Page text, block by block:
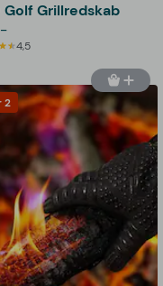
Golf Grillredskab
4,5
2